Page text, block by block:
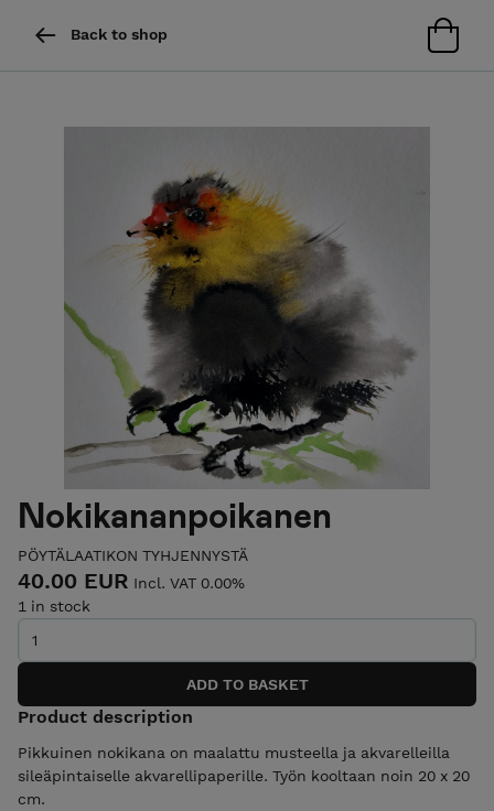
Back to shop
Nokikananpoikanen
PÖYTÄLAATIKON TYHJENNYSTÄ
40.00 EUR Incl. VAT 0.00%
1 in stock
Product description
Pikkuinen nokikana on maalattu musteella ja akvarelleilla
sileäpintaiselle akvarellipaperille. Työn kooltaan noin 20 x 20
cm.